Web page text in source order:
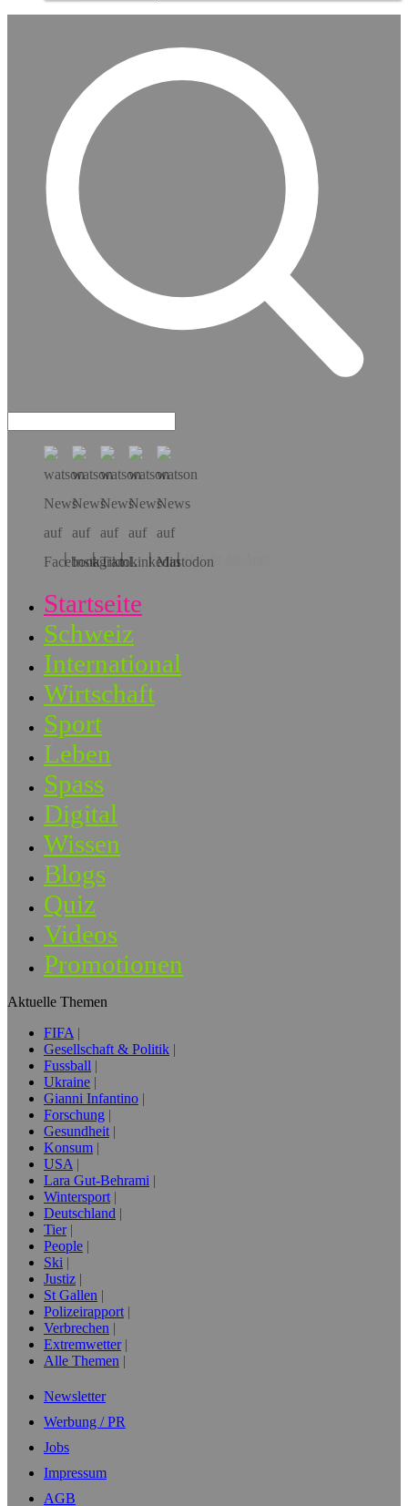
Hol dir die App!
Startseite
Schweiz
International
Wirtschaft
Sport
Leben
Spass
Digital
Wissen
Blogs
Quiz
Videos
Promotionen
Aktuelle Themen
FIFA
Gesellschaft & Politik
Fussball
Ukraine
Gianni Infantino
Forschung
Gesundheit
Konsum
USA
Lara Gut-Behrami
Wintersport
Deutschland
Tier
People
Ski
Justiz
St Gallen
Polizeirapport
Verbrechen
Extremwetter
Alle Themen
Newsletter
Werbung / PR
Jobs
Impressum
AGB